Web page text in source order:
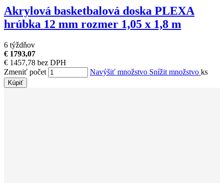
Akrylová basketbalová doska PLEXA
hrúbka 12 mm rozmer 1,05 x 1,8 m
6 týždňov
€ 1793,07
€ 1457,78 bez DPH
Zmeniť počet
Navýšiť množstvo Snížit množstvo ks
Kúpiť